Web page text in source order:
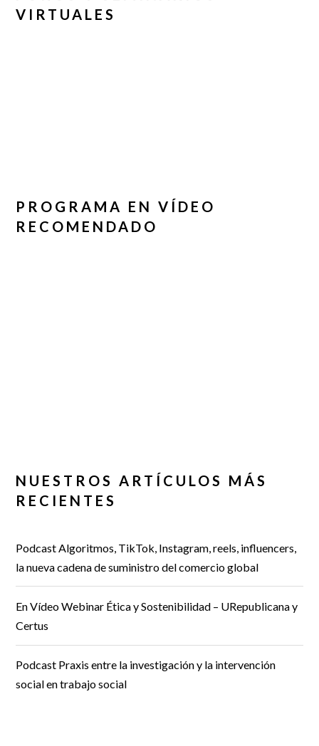
VIRTUALES
PROGRAMA EN VÍDEO
RECOMENDADO
NUESTROS ARTÍCULOS MÁS
RECIENTES
Podcast Algoritmos, TikTok, Instagram, reels, influencers,
la nueva cadena de suministro del comercio global
En Vídeo Webinar Ética y Sostenibilidad – URepublicana y
Certus
Podcast Praxis entre la investigación y la intervención
social en trabajo social